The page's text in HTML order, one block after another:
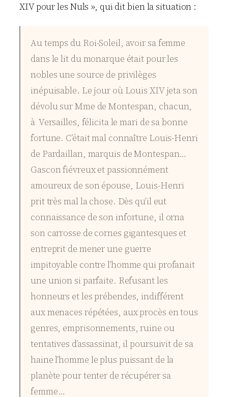
XIV pour les Nuls », qui dit bien la situation :
Au temps du Roi-Soleil, avoir sa femme
dans le lit du monarque était pour les
nobles une source de privilèges
inépuisable. Le jour où Louis XIV jeta son
dévolu sur Mme de Montespan, chacun,
à Versailles, félicita le mari de sa bonne
fortune. C’était mal connaître Louis-Henri
de Pardaillan, marquis de Montespan…
Gascon fiévreux et passionnément
amoureux de son épouse, Louis-Henri
prit très mal la chose. Dès qu’il eut
connaissance de son infortune, il orna
son carrosse de cornes gigantesques et
entreprit de mener une guerre
impitoyable contre l’homme qui profanait
une union si parfaite. Refusant les
honneurs et les prébendes, indifférent
aux menaces répétées, aux procès en tous
genres, emprisonnements, ruine ou
tentatives d’assassinat, il poursuivit de sa
haine l’homme le plus puissant de la
planète pour tenter de récupérer sa
femme…